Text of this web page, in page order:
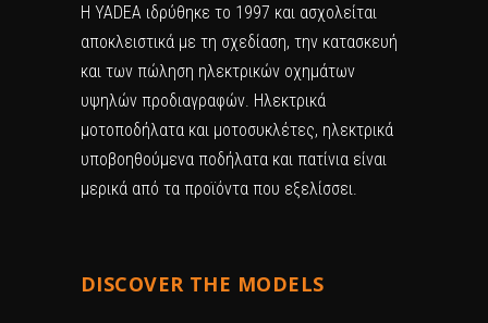
H YADEA ιδρύθηκε το 1997 και ασχολείται
αποκλειστικά με τη σχεδίαση, την κατασκευή
και των πώληση ηλεκτρικών οχημάτων
υψηλών προδιαγραφών. Ηλεκτρικά
μοτοποδήλατα και μοτοσυκλέτες, ηλεκτρικά
υποβοηθούμενα ποδήλατα και πατίνια είναι
μερικά από τα προϊόντα που εξελίσσει.
DISCOVER THE MODELS